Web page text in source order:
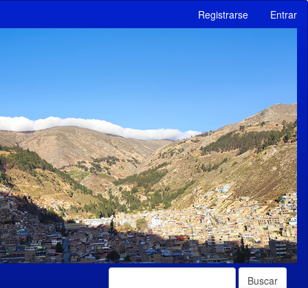
Registrarse Entrar
Buscar